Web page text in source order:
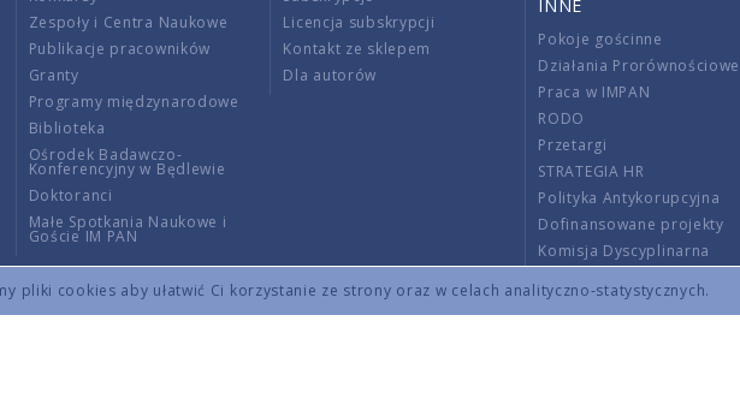
pliki cookies aby ułatwić Ci korzystanie ze strony oraz w celach analityczno-statystycznych.
Zespoły i Centra Naukowe
Publikacje pracowników
Granty
Programy międzynarodowe
Biblioteka
Ośrodek Badawczo-
Konferencyjny w Będlewie
Doktoranci
Małe Spotkania Naukowe i
Goście IM PAN
Licencja subskrypcji
Kontakt ze sklepem
Dla autorów
INNE
Pokoje gościnne
Działania Prorównościowe
Praca w IMPAN
RODO
Przetargi
STRATEGIA HR
Polityka Antykorupcyjna
Dofinansowane projekty
Komisja Dyscyplinarna
Wnoszenie opłat